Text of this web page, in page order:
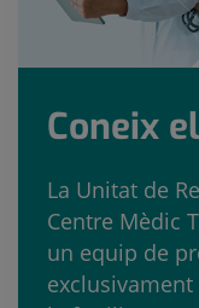
Coneix
La Unitat de
Centre Mèdic
un equip de